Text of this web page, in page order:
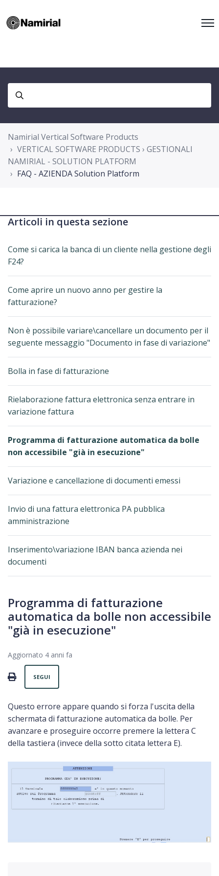
Namirial Vertical Software Products
VERTICAL SOFTWARE PRODUCTS › GESTIONALI
NAMIRIAL - SOLUTION PLATFORM
FAQ - AZIENDA Solution Platform
Articoli in questa sezione
Come si carica la banca di un cliente nella gestione degli
F24?
Come aprire un nuovo anno per gestire la
fatturazione?
Non è possibile variare\cancellare un documento per il
seguente messaggio "Documento in fase di variazione"
Bolla in fase di fatturazione
Rielaborazione fattura elettronica senza entrare in
variazione fattura
Programma di fatturazione automatica da bolle
non accessibile "già in esecuzione"
Variazione e cancellazione di documenti emessi
Invio di una fattura elettronica PA pubblica
amministrazione
Inserimento\variazione IBAN banca azienda nei
documenti
Programma di fatturazione
automatica da bolle non accessibile
"già in esecuzione"
Aggiornato 4 anni fa
PRINT
SEGUI
Questo errore appare quando si forza l'uscita della
schermata di fatturazione automatica da bolle. Per
avanzare e proseguire occorre premere la lettera C
della tastiera (invece della sotto citata lettera E).